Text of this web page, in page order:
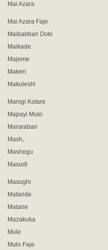
Mai Azara
Mai Azara Faje
Maibabban Doki
Maikade
Majeme
Makeri
Makuleshi
Manigi Kotare
Mapayi Mulo
Mararaban
Mash,
Mashegu
Masudi
Masughi
Matande
Matane
Mazakuka
Mule
Mulo Faje